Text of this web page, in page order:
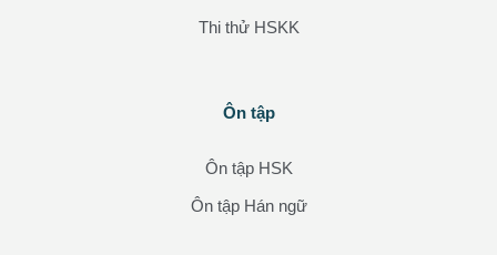
Thi thử HSKK
Ôn tập
Ôn tập HSK
Ôn tập Hán ngữ